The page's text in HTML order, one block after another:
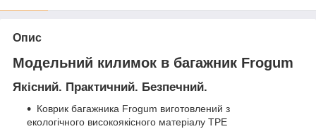
Опис
Модельний килимок в багажник Frogum
Якісний. Практичний. Безпечний.
Коврик багажника Frogum виготовлений з
екологічного високоякісного матеріалу TPE